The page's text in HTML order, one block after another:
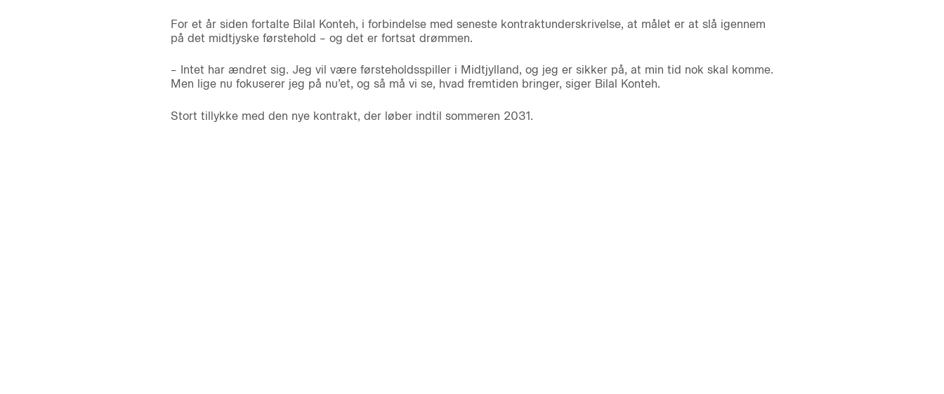
For et år siden fortalte Bilal Konteh, i forbindelse med seneste kontraktunderskrivelse, at målet er at slå igennem
på det midtjyske førstehold – og det er fortsat drømmen.
– Intet har ændret sig. Jeg vil være førsteholdsspiller i Midtjylland, og jeg er sikker på, at min tid nok skal komme.
Men lige nu fokuserer jeg på nu’et, og så må vi se, hvad fremtiden bringer, siger Bilal Konteh.
Stort tillykke med den nye kontrakt, der løber indtil sommeren 2031.